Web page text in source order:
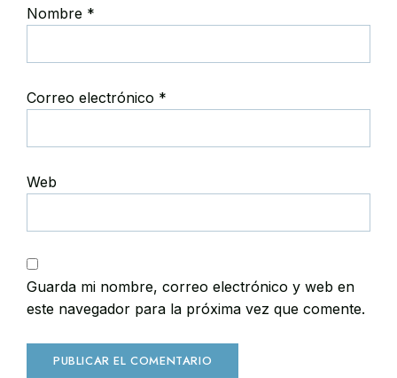
Nombre *
Correo electrónico *
Web
Guarda mi nombre, correo electrónico y web en
este navegador para la próxima vez que comente.